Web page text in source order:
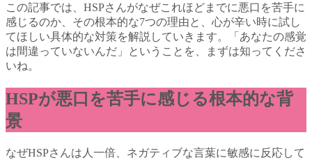
この記事では、HSPさんがなぜこれほどまでに悪口を苦手に
感じるのか、その根本的な7つの理由と、心が辛い時に試し
てほしい具体的な対策を解説していきます。「あなたの感覚
は間違っていないんだ」ということを、まずは知ってくださ
いね。
HSPが悪口を苦手に感じる根本的な背
景
なぜHSPさんは人一倍、ネガティブな言葉に敏感に反応して